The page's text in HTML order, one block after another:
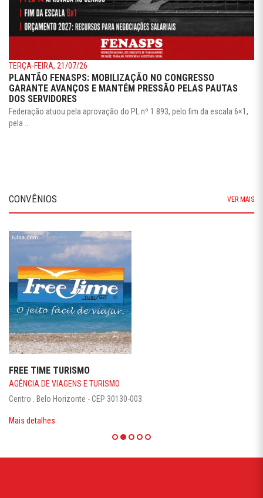
TERÇA-FEIRA, 21/07/26
PLANTÃO FENASPS: MOBILIZAÇÃO NO CONGRESSO
GARANTE AVANÇOS E MANTÉM PRESSÃO PELAS PAUTAS
DOS SERVIDORES
Federação atuou pela aprovação do PL nº 1.893, pelo fim da escala 6×1,
pela ...
CONVÊNIOS VER MAIS
FREE TIME TURISMO
AGÊNCIA DE VIAGENS E TURISMO
Centro . Belo Horizonte - CEP 30130-003
Mais detalhes